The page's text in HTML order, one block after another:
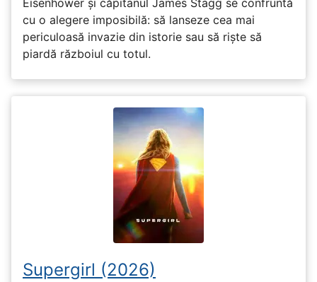
Eisenhower și căpitanul James Stagg se confruntă
cu o alegere imposibilă: să lanseze cea mai
periculoasă invazie din istorie sau să riște să
piardă războiul cu totul.
Supergirl (2026)